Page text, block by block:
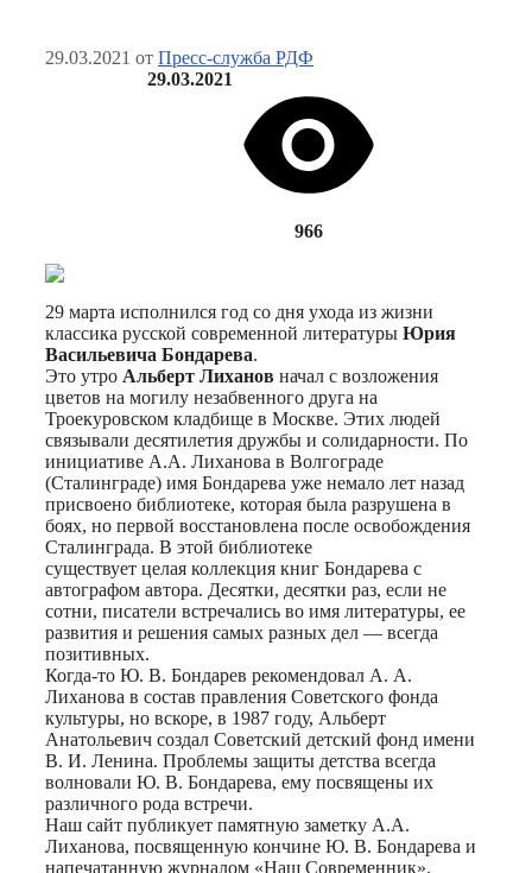
29.03.2021 от Пресс-служба РДФ
29.03.2021
966
29 марта исполнился год со дня ухода из жизни
классика русской современной литературы Юрия
Васильевича Бондарева.
Это утро Альберт Лиханов начал с возложения
цветов на могилу незабвенного друга на
Троекуровском кладбище в Москве. Этих людей
связывали десятилетия дружбы и солидарности. По
инициативе А.А. Лиханова в Волгограде
(Сталинграде) имя Бондарева уже немало лет назад
присвоено библиотеке, которая была разрушена в
боях, но первой восстановлена после освобождения
Сталинграда. В этой библиотеке
существует целая коллекция книг Бондарева с
автографом автора. Десятки, десятки раз, если не
сотни, писатели встречались во имя литературы, ее
развития и решения самых разных дел — всегда
позитивных.
Когда-то Ю. В. Бондарев рекомендовал А. А.
Лиханова в состав правления Советского фонда
культуры, но вскоре, в 1987 году, Альберт
Анатольевич создал Советский детский фонд имени
В. И. Ленина. Проблемы защиты детства всегда
волновали Ю. В. Бондарева, ему посвящены их
различного рода встречи.
Наш сайт публикует памятную заметку А.А.
Лиханова, посвященную кончине Ю. В. Бондарева и
напечатанную журналом «Наш Современник».